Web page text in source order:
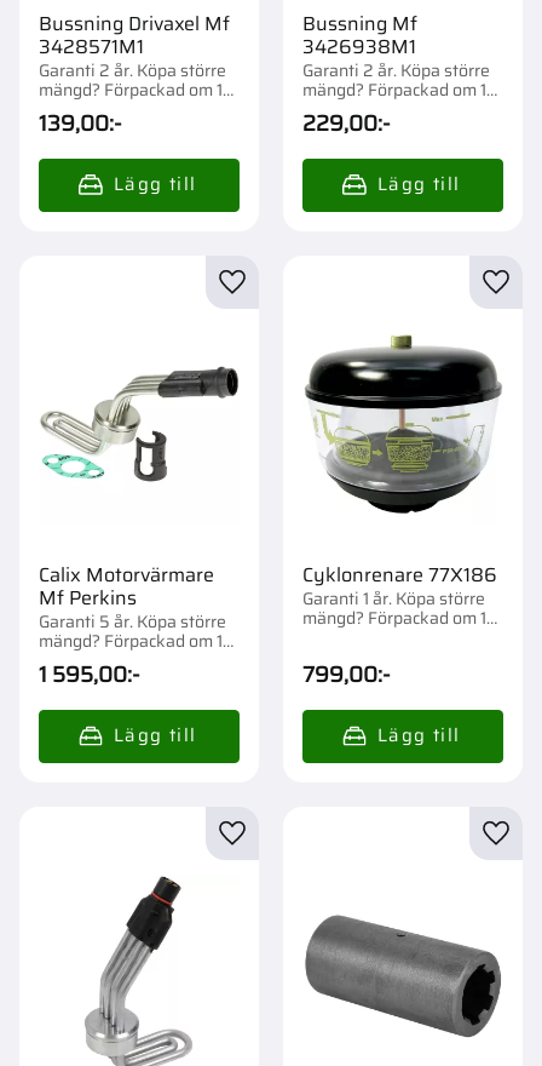
Bussning Drivaxel Mf
3428571M1
Garanti 2 år. Köpa större
mängd? Förpackad om 1
st.
139,00:-
Bussning Mf
3426938M1
Garanti 2 år. Köpa större
mängd? Förpackad om 1
st.
229,00:-
Calix Motorvärmare
Mf Perkins
Garanti 5 år. Köpa större
mängd? Förpackad om 1
st.
1 595,00:-
Lägg till i favoriter
Cyklonrenare 77X186
Garanti 1 år. Köpa större
mängd? Förpackad om 1
799,00:-
Lägg till i favoriter